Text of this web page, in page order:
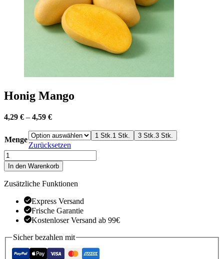
Honig Mango
4,29 € – 4,59 €
Menge 1 Stk. 1 Stk. 3 Stk. 3 Stk.
Zurücksetzen
Honig
Mango
Menge
In den Warenkorb
Zusätzliche Funktionen
Express Versand
Frische Garantie
Kostenloser Versand ab 99€
Sicher bezahlen mit